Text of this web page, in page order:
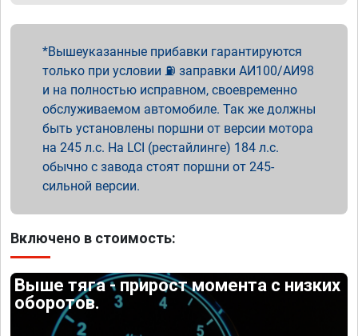
Вышеуказанные прибавки гарантируются
только при условии ⛽ заправки АИ100/АИ98
и на полностью исправном, своевременно
обслуживаемом автомобиле. Так же должны
быть установлены поршни от версии мотора
на 245 л.с. На LCI (рестайлинге) 184 л.с.
обычно с завода стоят поршни от 245-
сильной версии.
Включено в стоимость:
Выше тяга - прирост момента с низких
оборотов.